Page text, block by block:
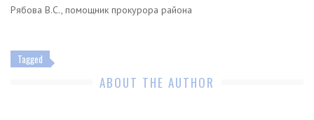
Рябова В.С., помощник прокурора района
Tagged
ABOUT THE AUTHOR